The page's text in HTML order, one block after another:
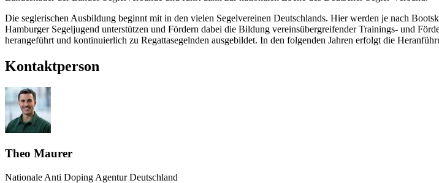
Die seglerischen Ausbildung beginnt mit in den vielen Segelvereinen Deutschlands. Hier werden je nach
Hamburger Segeljugend unterstützen und Fördern dabei die Bildung vereinsübergreifender Trainings- und
herangeführt und kontinuierlich zu Regattasegelnden ausgebildet. In den folgenden Jahren erfolgt die
Kontaktperson
Theo Maurer
Nationale Anti Doping Agentur Deutschland